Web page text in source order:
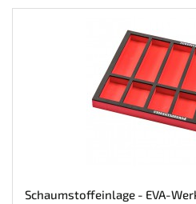
Schaumstoffeinlage - EVA-